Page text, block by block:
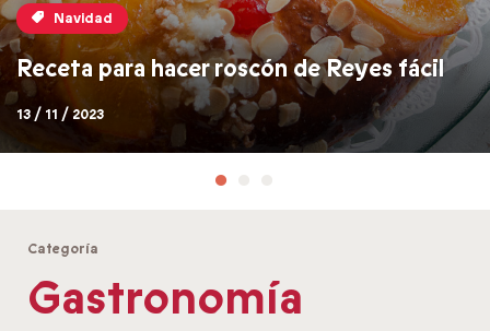
Categoría
Gastronomía
Navidad
Receta para hacer roscón de Reyes fácil
13 / 11 / 2023